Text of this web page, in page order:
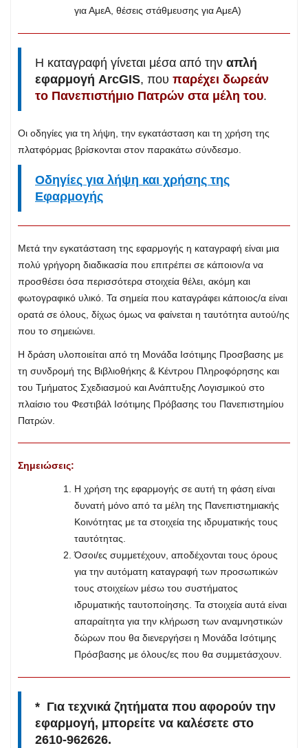
για ΑμεΑ, θέσεις στάθμευσης για ΑμεΑ)
Η καταγραφή γίνεται μέσα από την απλή
εφαρμογή ArcGIS, που παρέχει δωρεάν
το Πανεπιστήμιο Πατρών στα μέλη του.
Οι οδηγίες για τη λήψη, την εγκατάσταση και τη χρήση της
πλατφόρμας βρίσκονται στον παρακάτω σύνδεσμο.
Οδηγίες για λήψη και χρήσης της
Εφαρμογής
Μετά την εγκατάσταση της εφαρμογής η καταγραφή είναι μια
πολύ γρήγορη διαδικασία που επιτρέπει σε κάποιον/α να
προσθέσει όσα περισσότερα στοιχεία θέλει, ακόμη και
φωτογραφικό υλικό. Τα σημεία που καταγράφει κάποιος/α είναι
ορατά σε όλους, δίχως όμως να φαίνεται η ταυτότητα αυτού/ης
που το σημειώνει.
Η δράση υλοποιείται από τη Μονάδα Ισότιμης Προσβασης με
τη συνδρομή της Βιβλιοθήκης & Κέντρου Πληροφόρησης και
του Τμήματος Σχεδιασμού και Ανάπτυξης Λογισμικού στο
πλαίσιο του Φεστιβάλ Ισότιμης Πρόβασης του Πανεπιστημίου
Πατρών.
Σημειώσεις:
Η χρήση της εφαρμογής σε αυτή τη φάση είναι
δυνατή μόνο από τα μέλη της Πανεπιστημιακής
Κοινότητας με τα στοιχεία της ιδρυματικής τους
ταυτότητας.
Όσοι/ες συμμετέχουν, αποδέχονται τους όρους
για την αυτόματη καταγραφή των προσωπικών
τους στοιχείων μέσω του συστήματος
ιδρυματικής ταυτοποίησης. Τα στοιχεία αυτά είναι
απαραίτητα για την κλήρωση των αναμνηστικών
δώρων που θα διενεργήσει η Μονάδα Ισότιμης
Πρόσβασης με όλους/ες που θα συμμετάσχουν.
* Για τεχνικά ζητήματα που αφορούν την
εφαρμογή, μπορείτε να καλέσετε στο
2610-962626.